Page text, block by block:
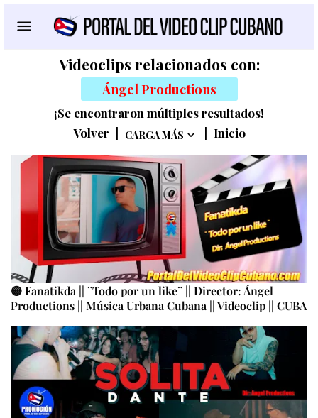
Videoclips relacionados con:
Ángel Productions
¡Se encontraron múltiples resultados!
Volver
CARGA MÁS Inicio
🟡 Fanatikda || ¨Todo por un like¨ || Director: Ángel
Productions || Música Urbana Cubana || Videoclip || CUBA